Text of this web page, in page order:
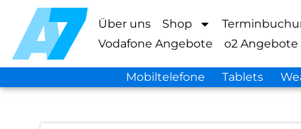
Über uns Shop
Vodafone Angebote
o2 Angebote
Mobiltelefone Tablets